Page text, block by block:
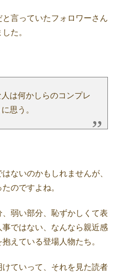
言っていたフォロワーさん
た。
は何かしらのコンプレ
思う。
ないのかもしれませんが、
のですよね。
弱い部分、恥ずかしくて表
ではない、なんなら親近感
えている登場人物たち。
ていって、それを見た読者